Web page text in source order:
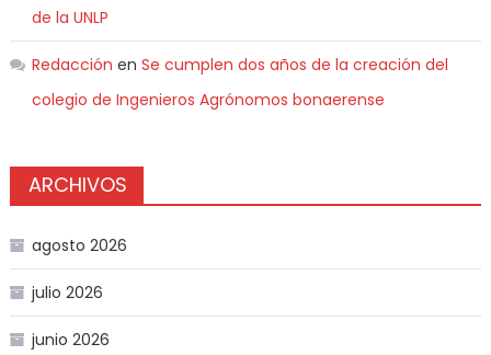
de la UNLP
Redacción en Se cumplen dos años de la creación del
colegio de Ingenieros Agrónomos bonaerense
ARCHIVOS
agosto 2026
julio 2026
junio 2026